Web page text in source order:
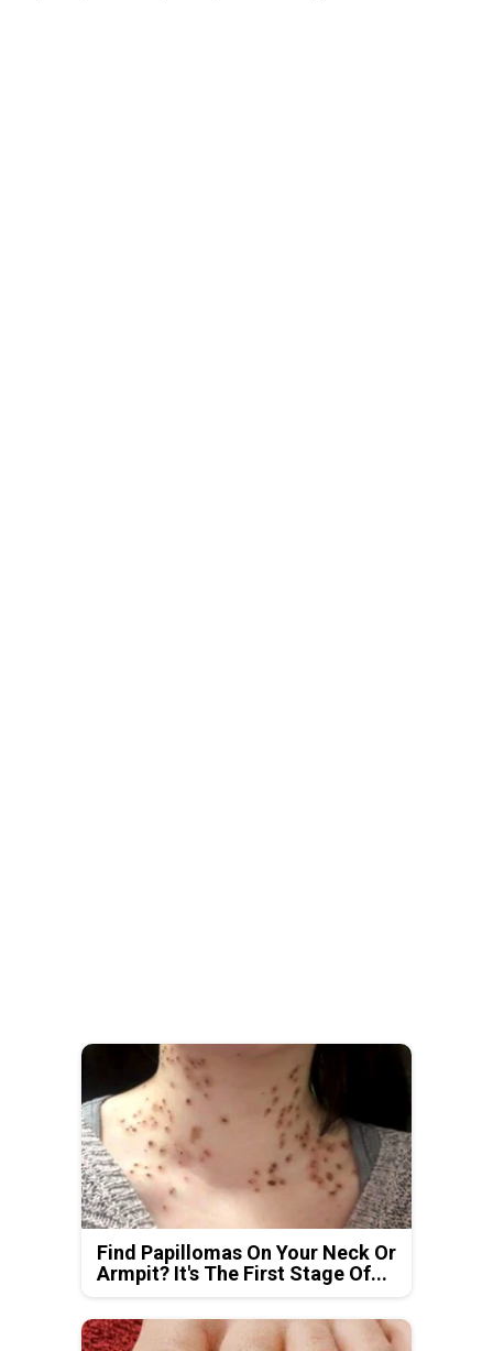
Find Papillomas On Your Neck Or
Armpit? It's The First Stage Of...